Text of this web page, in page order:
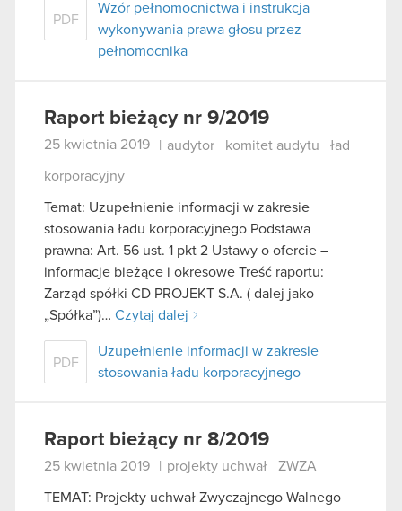
PDF
Wzór pełnomocnictwa i instrukcja
wykonywania prawa głosu przez
pełnomocnika
Raport bieżący nr 9/2019
25 kwietnia 2019 audytor komitet audytu ład
korporacyjny
Temat: Uzupełnienie informacji w zakresie
stosowania ładu korporacyjnego Podstawa
prawna: Art. 56 ust. 1 pkt 2 Ustawy o ofercie –
informacje bieżące i okresowe Treść raportu:
Zarząd spółki CD PROJEKT S.A. ( dalej jako
„Spółka”)… Czytaj dalej
PDF
Uzupełnienie informacji w zakresie
stosowania ładu korporacyjnego
Raport bieżący nr 8/2019
25 kwietnia 2019 projekty uchwał ZWZA
TEMAT: Projekty uchwał Zwyczajnego Walnego